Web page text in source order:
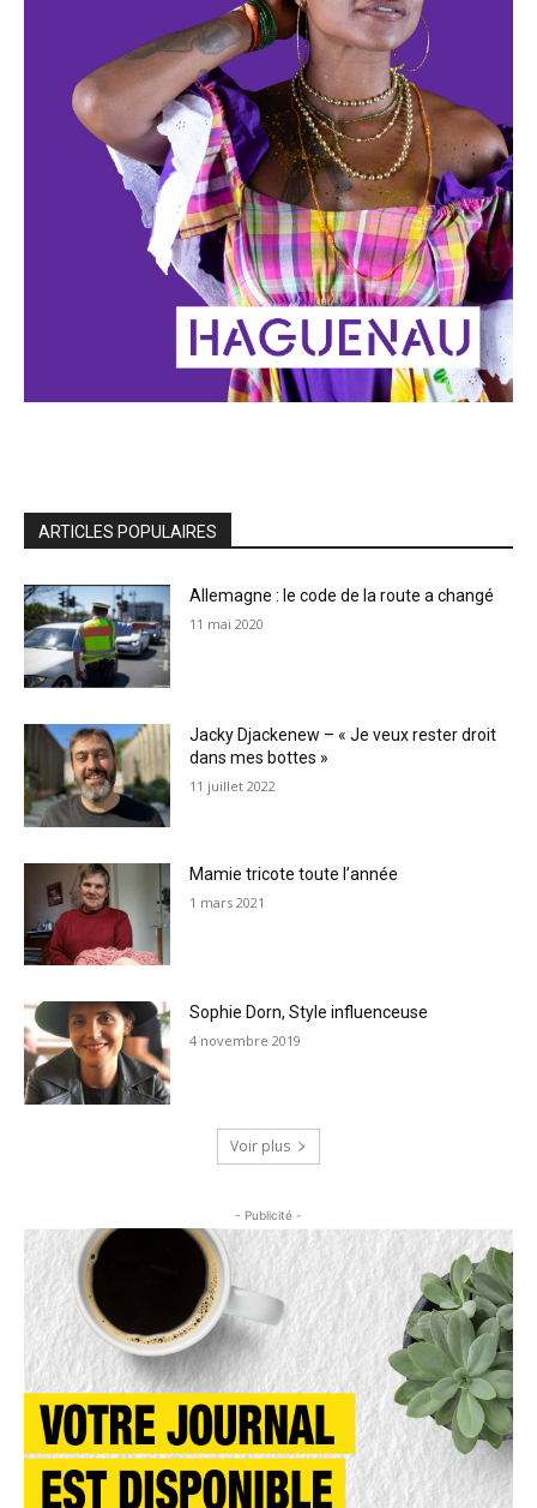
ARTICLES POPULAIRES
Allemagne : le code de la route a changé
11 mai 2020
Jacky Djackenew – « Je veux rester droit
dans mes bottes »
11 juillet 2022
Mamie tricote toute l’année
1 mars 2021
Sophie Dorn, Style influenceuse
4 novembre 2019
Voir plus
- Publicité -